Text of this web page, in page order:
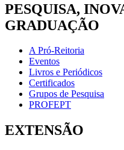
PESQUISA,
GRADUAÇÃO
A Pró-Reitoria
Eventos
Livros e Periódicos
Certificados
Grupos de Pesquisa
PROFEPT
EXTENSÃO